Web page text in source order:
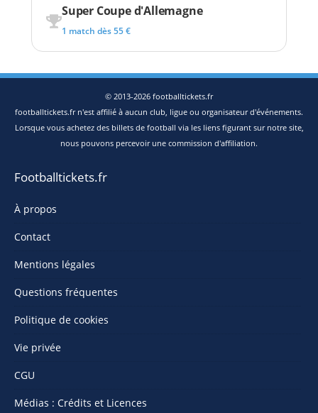
Super Coupe d'Allemagne
1 match dès 55 €
© 2013-2026 footballtickets.fr
footballtickets.fr n'est affilié à aucun club, ligue ou organisateur d'événements.
Lorsque vous achetez des billets de football via les liens figurant sur notre site,
nous pouvons percevoir une commission d'affiliation.
Footballtickets.fr
À propos
Contact
Mentions légales
Questions fréquentes
Politique de cookies
Vie privée
CGU
Médias : Crédits et Licences